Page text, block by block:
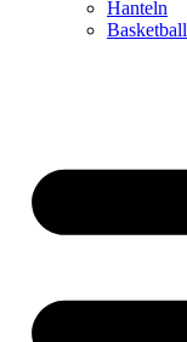
Hanteln
Basketball